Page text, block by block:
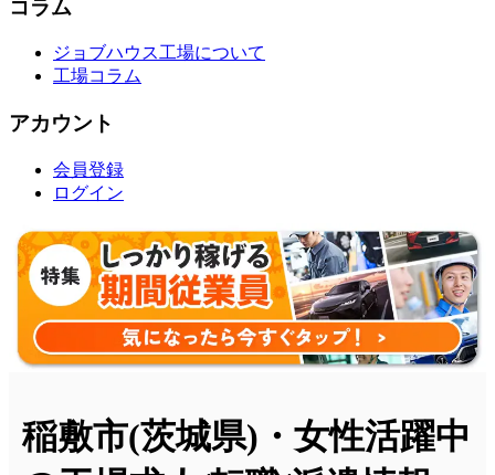
コラム
ジョブハウス工場について
工場コラム
アカウント
会員登録
ログイン
稲敷市(茨城県)・女性活躍中